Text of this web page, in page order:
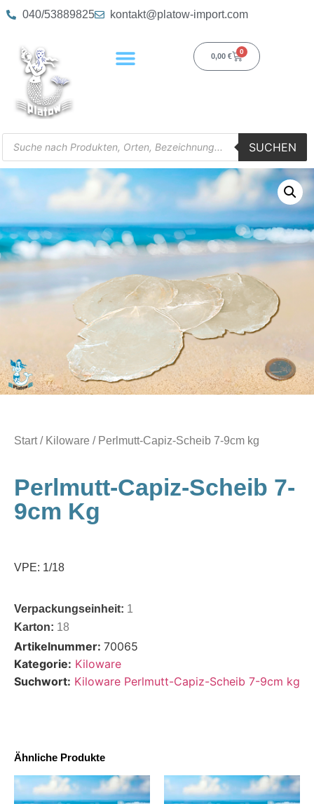
040/53889825 kontakt@platow-import.com
0,00 €
0
SUCHEN
Start/ Kiloware / Perlmutt-Capiz-Scheib 7-9cm kg
Perlmutt-Capiz-Scheib 7-
9cm Kg
VPE: 1/18
Verpackungseinheit: 1
Karton: 18
Artikelnummer: 70065
Kategorie: Kiloware
Suchwort: Kiloware Perlmutt-Capiz-Scheib 7-9cm kg
Ähnliche Produkte